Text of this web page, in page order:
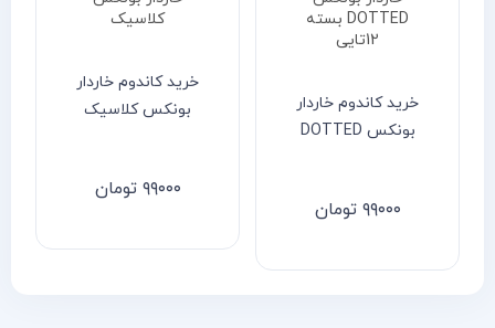
خرید کاندوم خاردار
بونکس DOTTED
۹۹۰۰۰ تومان
خرید کاندوم خاردار
بونکس کلاسیک
۹۹۰۰۰ تومان